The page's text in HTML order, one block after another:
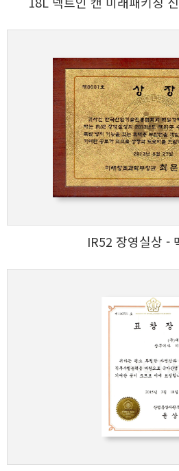
IR52 장영실상 -